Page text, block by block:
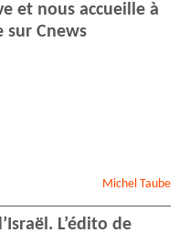
et nous accueille à
sur Cnews
Michel Taube
L’édito de